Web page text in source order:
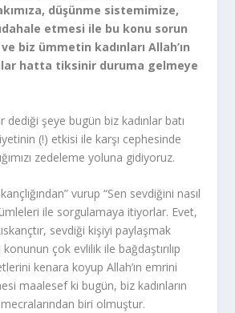
düşünme sistemimize,
etmesi ile bu konu sorun
biz ümmetin kadınları Allah’ın
hatta tiksinir duruma gelmeye
dediği şeye bugün biz kadınlar batı
(!) etkisi ile karşı cephesinde
zedeleme yoluna gidiyoruz.
vurup “Sen sevdiğini nasıl
ile sorgulamaya itiyorlar. Evet,
sevdiği kişiyi paylaşmak
çok evlilik ile bağdaştırılıp
kenara koyup Allah’ın emrini
maalesef ki bugün, biz kadınların
biri olmuştur.